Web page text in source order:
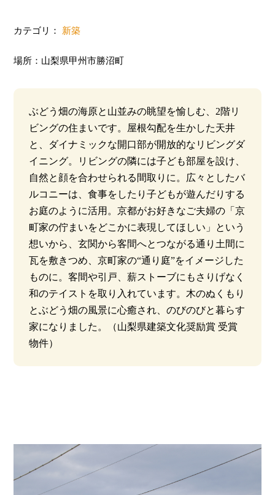
カテゴリ： 新築
場所：山梨県甲州市勝沼町
ぶどう畑の海原と山並みの眺望を愉しむ、2階リ
ビングの住まいです。屋根勾配を生かした天井
と、ダイナミックな開口部が開放的なリビングダ
イニング。リビングの隣には子ども部屋を設け、
自然と顔を合わせられる間取りに。広々としたバ
ルコニーは、食事をしたり子どもが遊んだりする
お庭のように活用。京都がお好きなご夫婦の「京
町家の佇まいをどこかに表現してほしい」という
想いから、玄関から客間へとつながる通り土間に
瓦を敷きつめ、京町家の“通り庭”をイメージした
ものに。客間や引戸、薪ストーブにもさりげなく
和のテイストを取り入れています。木のぬくもり
とぶどう畑の風景に心癒され、のびのびと暮らす
家になりました。（山梨県建築文化奨励賞 受賞
物件）